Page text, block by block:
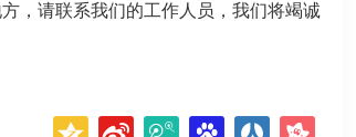
，请联系我们的工作人员，我们将竭诚